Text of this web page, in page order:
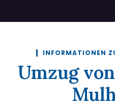
INFORMATIONEN
Umzug